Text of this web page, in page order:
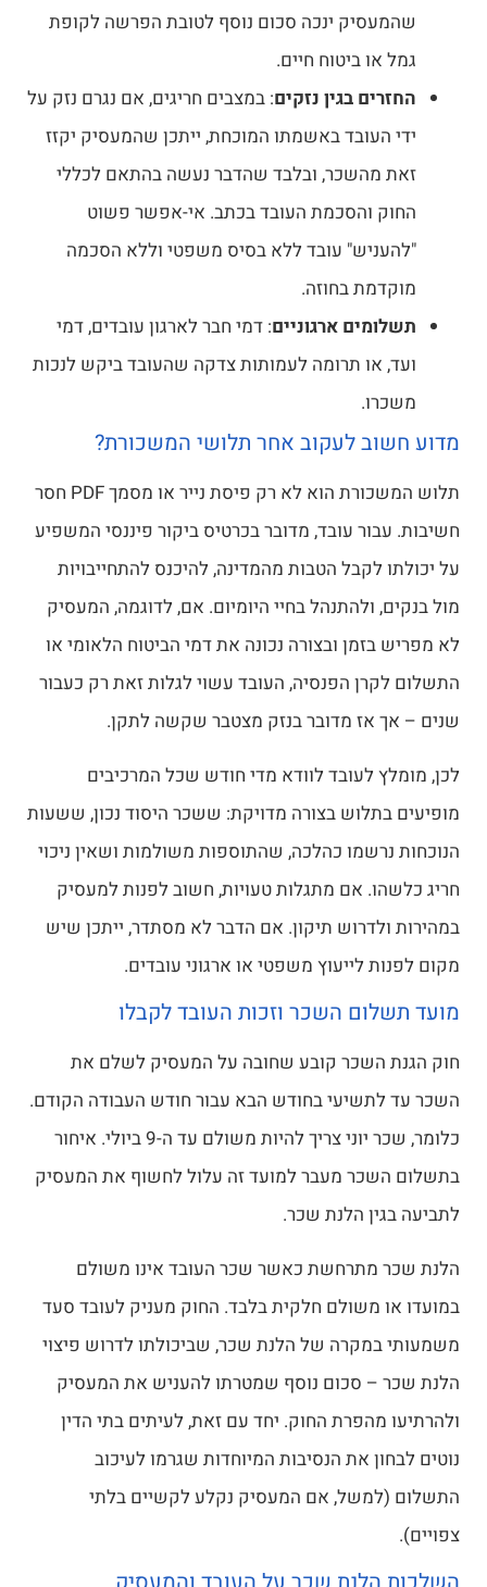
שהמעסיק ינכה סכום נוסף לטובת הפרשה לקופת
גמל או ביטוח חיים.
החזרים בגין נזקים: במצבים חריגים, אם נגרם נזק על
ידי העובד באשמתו המוכחת, ייתכן שהמעסיק יקזז
זאת מהשכר, ובלבד שהדבר נעשה בהתאם לכללי
החוק והסכמת העובד בכתב. אי-אפשר פשוט
"להעניש" עובד ללא בסיס משפטי וללא הסכמה
מוקדמת בחוזה.
תשלומים ארגוניים: דמי חבר לארגון עובדים, דמי
ועד, או תרומה לעמותות צדקה שהעובד ביקש לנכות
משכרו.
מדוע חשוב לעקוב אחר תלושי המשכורת?
תלוש המשכורת הוא לא רק פיסת נייר או מסמך PDF חסר
חשיבות. עבור עובד, מדובר בכרטיס ביקור פיננסי המשפיע
על יכולתו לקבל הטבות מהמדינה, להיכנס להתחייבויות
מול בנקים, ולהתנהל בחיי היומיום. אם, לדוגמה, המעסיק
לא מפריש בזמן ובצורה נכונה את דמי הביטוח הלאומי או
התשלום לקרן הפנסיה, העובד עשוי לגלות זאת רק כעבור
שנים – אך אז מדובר בנזק מצטבר שקשה לתקן.
לכן, מומלץ לעובד לוודא מדי חודש שכל המרכיבים
מופיעים בתלוש בצורה מדויקת: ששכר היסוד נכון, ששעות
הנוכחות נרשמו כהלכה, שהתוספות משולמות ושאין ניכוי
חריג כלשהו. אם מתגלות טעויות, חשוב לפנות למעסיק
במהירות ולדרוש תיקון. אם הדבר לא מסתדר, ייתכן שיש
מקום לפנות לייעוץ משפטי או ארגוני עובדים.
מועד תשלום השכר וזכות העובד לקבלו
חוק הגנת השכר קובע שחובה על המעסיק לשלם את
השכר עד לתשיעי בחודש הבא עבור חודש העבודה הקודם.
כלומר, שכר יוני צריך להיות משולם עד ה-9 ביולי. איחור
בתשלום השכר מעבר למועד זה עלול לחשוף את המעסיק
לתביעה בגין הלנת שכר.
הלנת שכר מתרחשת כאשר שכר העובד אינו משולם
במועדו או משולם חלקית בלבד. החוק מעניק לעובד סעד
משמעותי במקרה של הלנת שכר, שביכולתו לדרוש פיצוי
הלנת שכר – סכום נוסף שמטרתו להעניש את המעסיק
ולהרתיעו מהפרת החוק. יחד עם זאת, לעיתים בתי הדין
נוטים לבחון את הנסיבות המיוחדות שגרמו לעיכוב
התשלום (למשל, אם המעסיק נקלע לקשיים בלתי
צפויים).